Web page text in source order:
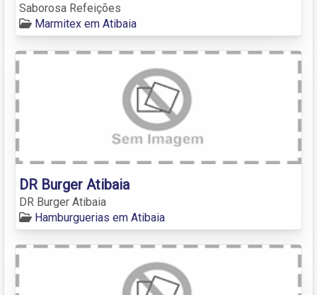
Saborosa Refeições
Marmitex em Atibaia
DR Burger Atibaia
DR Burger Atibaia
Hamburguerias em Atibaia